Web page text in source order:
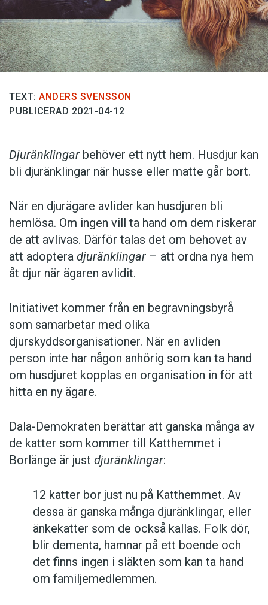
TEXT: ANDERS SVENSSON
PUBLICERAD 2021-04-12
Djuränklingar behöver ett nytt hem. Husdjur kan
bli djuränklingar när husse eller matte går bort.
När en djurägare avlider kan husdjuren bli
hemlösa. Om ingen vill ta hand om dem riskerar
de att avlivas. Därför talas det om behovet av
att adoptera djuränklingar – att ordna nya hem
åt djur när ägaren avlidit.
Initiativet kommer från en begravningsbyrå
som samarbetar med olika
djurskyddsorganisationer. När en avliden
person inte har någon anhörig som kan ta hand
om husdjuret kopplas en organisation in för att
hitta en ny ägare.
Dala-Demokraten berättar att ganska många av
de katter som kommer till Katthemmet i
Borlänge är just djuränklingar:
12 katter bor just nu på Katthemmet. Av
dessa är ganska många djuränklingar, eller
änkekatter som de också kallas. Folk dör,
blir dementa, hamnar på ett boende och
det finns ingen i släkten som kan ta hand
om familjemedlemmen.